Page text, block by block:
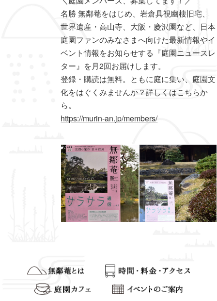
名勝 無鄰菴をはじめ、岩倉具視幽棲旧宅、
世界遺産・高山寺、大阪・慶沢園など、日本
庭園ファンのみなさまへ向けた最新情報やイ
ベント情報をお知らせする『庭園ニュースレ
ター』を月2回お届けします。
登録・購読は無料。ともに庭に集い、庭園文
化をはぐくみませんか？詳しくはこちらか
ら。
https://murin-an.jp/members/